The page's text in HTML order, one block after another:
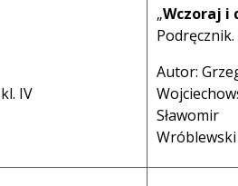
kl. IV
„Wczoraj i
Podręcznik.
Autor:
Sławomir
Wróblewski